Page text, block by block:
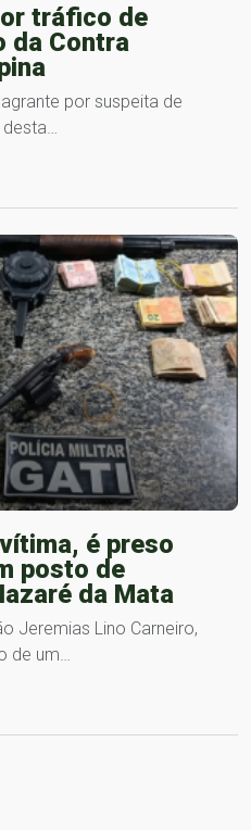
tráfico de
da Contra
por suspeita de
é preso
posto de
da Mata
Jeremias Lino Carneiro,
de um…